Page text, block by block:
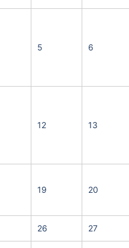
5 6
12 13
19 20
26 27